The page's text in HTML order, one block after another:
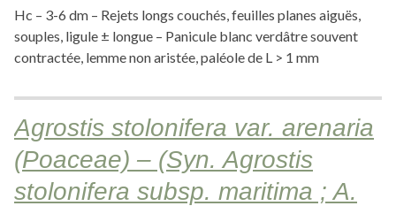
Hc – 3-6 dm – Rejets longs couchés, feuilles planes aiguës,
souples, ligule ± longue – Panicule blanc verdâtre souvent
contractée, lemme non aristée, paléole de L > 1 mm
Agrostis stolonifera var. arenaria
(Poaceae) – (Syn. Agrostis
stolonifera subsp. maritima ; A.